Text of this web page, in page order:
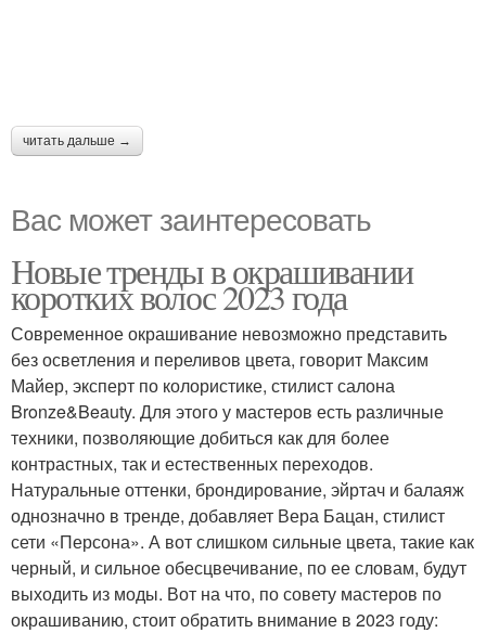
читать дальше →
Вас может заинтересовать
Новые тренды в окрашивании
коротких волос 2023 года
Современное окрашивание невозможно представить
без осветления и переливов цвета, говорит Максим
Майер, эксперт по колористике, стилист салона
Bronze&Beauty. Для этого у мастеров есть различные
техники, позволяющие добиться как для более
контрастных, так и естественных переходов.
Натуральные оттенки, брондирование, эйртач и балаяж
однозначно в тренде, добавляет Вера Бацан, стилист
сети «Персона». А вот слишком сильные цвета, такие как
черный, и сильное обесцвечивание, по ее словам, будут
выходить из моды. Вот на что, по совету мастеров по
окрашиванию, стоит обратить внимание в 2023 году: